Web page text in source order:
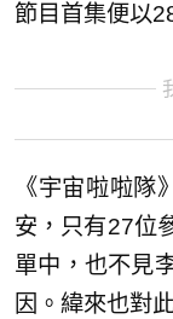
節目首集便以
《宇宙啦啦
安，只有27位
單中，也不見
因。緯來也對